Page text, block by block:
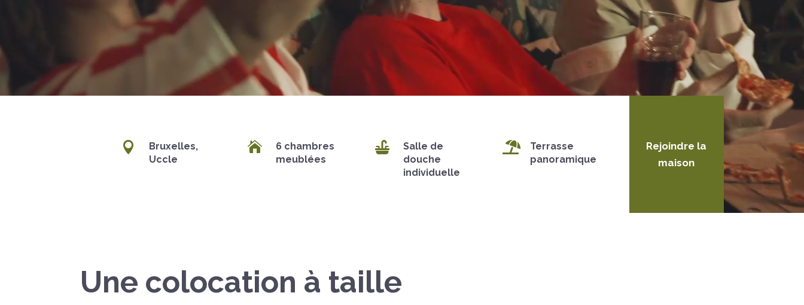

Bruxelles,
Uccle

6 chambres
meublées

Salle de
douche
individuelle

Terrasse
panoramique
Rejoindre la
maison
Une colocation à taille